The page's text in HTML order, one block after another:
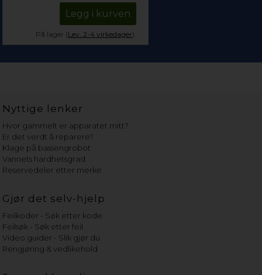
Legg i kurven
På lager (Lev. 2-4 virkedager).
Nyttige lenker
Hvor gammelt er apparatet mitt?
Er det verdt å reparere?
Klage på bassengrobot
Vannets hardhetsgrad
Reservedeler etter merke
Gjør det selv-hjelp
Feilkoder - Søk etter kode
Feilsøk - Søk etter feil
Video guider - Slik gjør du
Rengjøring & vedlikehold